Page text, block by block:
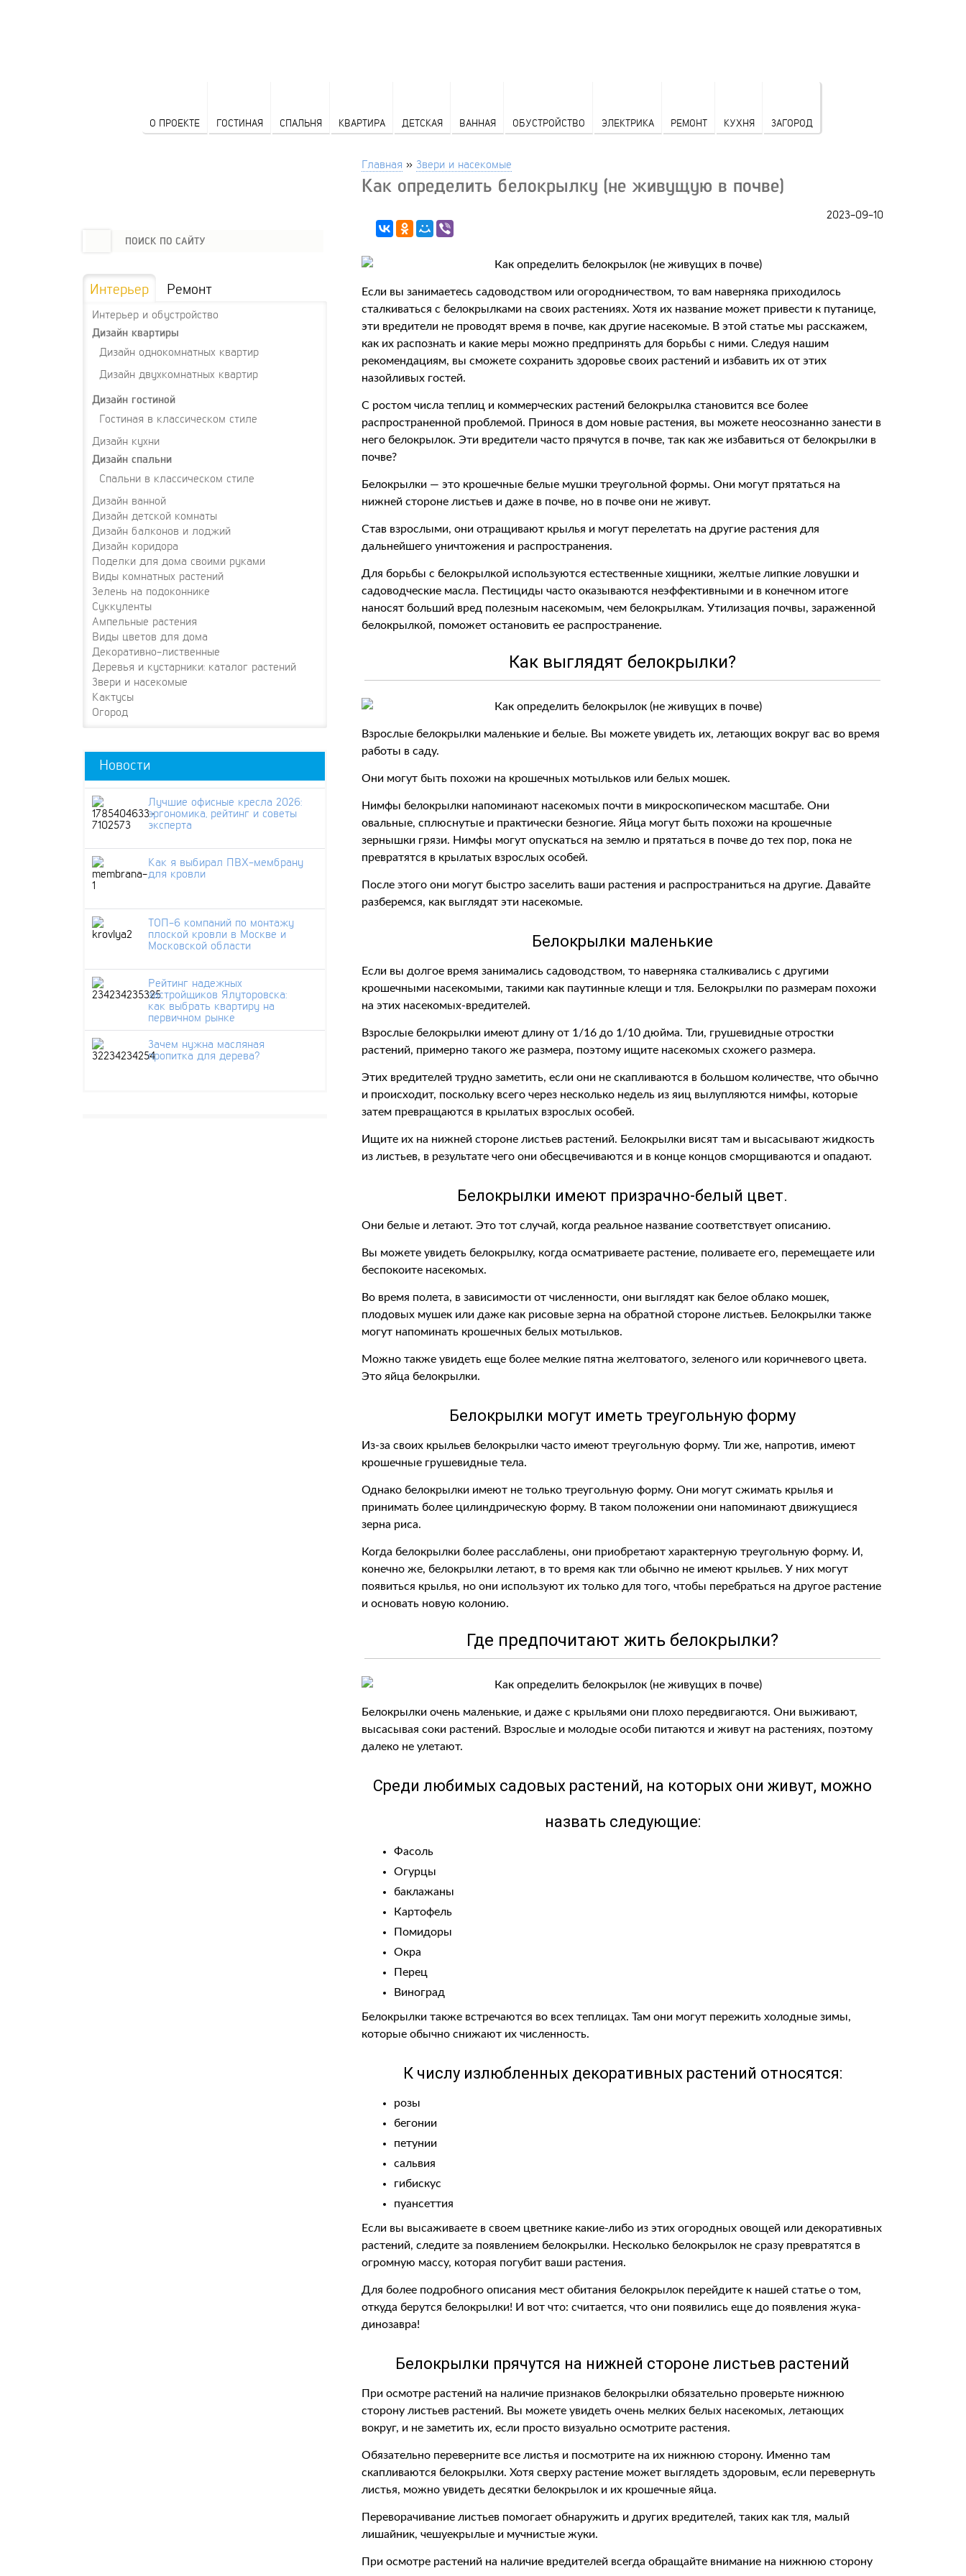
О ПРОЕКТЕ ГОСТИНАЯ СПАЛЬНЯ КВАРТИРА ДЕТСКАЯ ВАННАЯ ОБУСТРОЙСТВО ЭЛЕКТРИКА РЕМОНТ КУХНЯ ЗАГОРОД
Главная » Звери и насекомые
Как определить белокрылку (не живущую в почве)
2023-09-10
Если вы занимаетесь садоводством или огородничеством, то вам наверняка приходилось
сталкиваться с белокрылками на своих растениях. Хотя их название может привести к путанице,
эти вредители не проводят время в почве, как другие насекомые. В этой статье мы расскажем,
как их распознать и какие меры можно предпринять для борьбы с ними. Следуя нашим
рекомендациям, вы сможете сохранить здоровье своих растений и избавить их от этих
назойливых гостей.
С ростом числа теплиц и коммерческих растений белокрылка становится все более
распространенной проблемой. Принося в дом новые растения, вы можете неосознанно занести в
него белокрылок. Эти вредители часто прячутся в почве, так как же избавиться от белокрылки в
почве?
Белокрылки — это крошечные белые мушки треугольной формы. Они могут прятаться на
нижней стороне листьев и даже в почве, но в почве они не живут.
Став взрослыми, они отращивают крылья и могут перелетать на другие растения для
дальнейшего уничтожения и распространения.
Для борьбы с белокрылкой используются естественные хищники, желтые липкие ловушки и
садоводческие масла. Пестициды часто оказываются неэффективными и в конечном итоге
наносят больший вред полезным насекомым, чем белокрылкам. Утилизация почвы, зараженной
белокрылкой, поможет остановить ее распространение.
Как выглядят белокрылки?
Взрослые белокрылки маленькие и белые. Вы можете увидеть их, летающих вокруг вас во время
работы в саду.
Они могут быть похожи на крошечных мотыльков или белых мошек.
Нимфы белокрылки напоминают насекомых почти в микроскопическом масштабе. Они
овальные, сплюснутые и практически безногие. Яйца могут быть похожи на крошечные
зернышки грязи. Нимфы могут опускаться на землю и прятаться в почве до тех пор, пока не
превратятся в крылатых взрослых особей.
После этого они могут быстро заселить ваши растения и распространиться на другие. Давайте
разберемся, как выглядят эти насекомые.
Белокрылки маленькие
Если вы долгое время занимались садоводством, то наверняка сталкивались с другими
крошечными насекомыми, такими как паутинные клещи и тля. Белокрылки по размерам похожи
на этих насекомых-вредителей.
Взрослые белокрылки имеют длину от 1/16 до 1/10 дюйма. Тли, грушевидные отростки
растений, примерно такого же размера, поэтому ищите насекомых схожего размера.
Этих вредителей трудно заметить, если они не скапливаются в большом количестве, что обычно
и происходит, поскольку всего через несколько недель из яиц вылупляются нимфы, которые
затем превращаются в крылатых взрослых особей.
Ищите их на нижней стороне листьев растений. Белокрылки висят там и высасывают жидкость
из листьев, в результате чего они обесцвечиваются и в конце концов сморщиваются и опадают.
Белокрылки имеют призрачно-белый цвет.
Они белые и летают. Это тот случай, когда реальное название соответствует описанию.
Вы можете увидеть белокрылку, когда осматриваете растение, поливаете его, перемещаете или
беспокоите насекомых.
Во время полета, в зависимости от численности, они выглядят как белое облако мошек,
плодовых мушек или даже как рисовые зерна на обратной стороне листьев. Белокрылки также
могут напоминать крошечных белых мотыльков.
Можно также увидеть еще более мелкие пятна желтоватого, зеленого или коричневого цвета.
Это яйца белокрылки.
Белокрылки могут иметь треугольную форму
Из-за своих крыльев белокрылки часто имеют треугольную форму. Тли же, напротив, имеют
крошечные грушевидные тела.
Однако белокрылки имеют не только треугольную форму. Они могут сжимать крылья и
принимать более цилиндрическую форму. В таком положении они напоминают движущиеся
зерна риса.
Когда белокрылки более расслаблены, они приобретают характерную треугольную форму. И,
конечно же, белокрылки летают, в то время как тли обычно не имеют крыльев. У них могут
появиться крылья, но они используют их только для того, чтобы перебраться на другое растение
и основать новую колонию.
Где предпочитают жить белокрылки?
Белокрылки очень маленькие, и даже с крыльями они плохо передвигаются. Они выживают,
высасывая соки растений. Взрослые и молодые особи питаются и живут на растениях, поэтому
далеко не улетают.
Среди любимых садовых растений, на которых они живут, можно
назвать следующие:
Фасоль
Огурцы
баклажаны
Картофель
Помидоры
Окра
Перец
Виноград
Белокрылки также встречаются во всех теплицах. Там они могут пережить холодные зимы,
которые обычно снижают их численность.
К числу излюбленных декоративных растений относятся:
розы
бегонии
петунии
сальвия
гибискус
пуансеттия
Если вы высаживаете в своем цветнике какие-либо из этих огородных овощей или декоративных
растений, следите за появлением белокрылки. Несколько белокрылок не сразу превратятся в
огромную массу, которая погубит ваши растения.
Для более подробного описания мест обитания белокрылок перейдите к нашей статье о том,
откуда берутся белокрылки! И вот что: считается, что они появились еще до появления жука-
динозавра!
Белокрылки прячутся на нижней стороне листьев растений
При осмотре растений на наличие признаков белокрылки обязательно проверьте нижнюю
сторону листьев растений. Вы можете увидеть очень мелких белых насекомых, летающих
вокруг, и не заметить их, если просто визуально осмотрите растения.
Обязательно переверните все листья и посмотрите на их нижнюю сторону. Именно там
скапливаются белокрылки. Хотя сверху растение может выглядеть здоровым, если перевернуть
листья, можно увидеть десятки белокрылок и их крошечные яйца.
Переворачивание листьев помогает обнаружить и других вредителей, таких как тля, малый
лишайник, чешуекрылые и мучнистые жуки.
При осмотре растений на наличие вредителей всегда обращайте внимание на нижнюю сторону
Интерьер Ремонт
Интерьер и обустройство
Дизайн квартиры
Дизайн однокомнатных квартир
Дизайн двухкомнатных квартир
Дизайн гостиной
Гостиная в классическом стиле
Дизайн кухни
Дизайн спальни
Спальни в классическом стиле
Дизайн ванной
Дизайн детской комнаты
Дизайн балконов и лоджий
Дизайн коридора
Поделки для дома своими руками
Виды комнатных растений
Зелень на подоконнике
Суккуленты
Ампельные растения
Виды цветов для дома
Декоративно-лиственные
Деревья и кустарники: каталог растений
Звери и насекомые
Кактусы
Огород
Новости
Лучшие офисные кресла 2026:
эргономика, рейтинг и советы
эксперта
Как я выбирал ПВХ-мембрану
для кровли
ТОП-6 компаний по монтажу
плоской кровли в Москве и
Московской области
Рейтинг надежных
застройщиков Ялуторовска:
как выбрать квартиру на
первичном рынке
Зачем нужна масляная
пропитка для дерева?